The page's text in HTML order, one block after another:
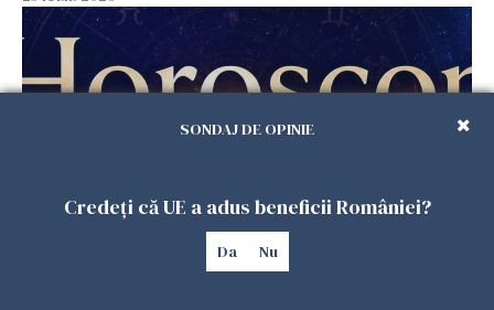
Horoscop duminică, 26 iulie. Astrele
SONDAJ DE OPINIE
Credeți că UE a adus beneficii României?
Da Nu